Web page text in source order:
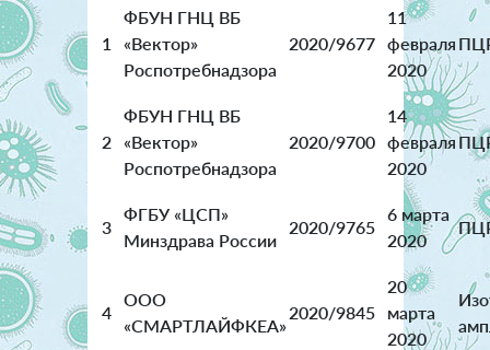
1
ФБУН ГНЦ ВБ
«Вектор»
Роспотребнадзора
2020/9677
11
февраля
2020
2
ФБУН ГНЦ ВБ
«Вектор»
Роспотребнадзора
2020/9700
14
февраля
2020
3
ФГБУ «ЦСП»
Минздрава России
2020/9765
6 марта
2020
4
ООО
«СМАРТЛАЙФКЕА»
2020/9845
20
марта
2020